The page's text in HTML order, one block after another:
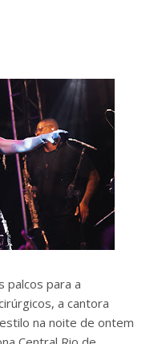
palcos para a
a cantora
na noite de ontem